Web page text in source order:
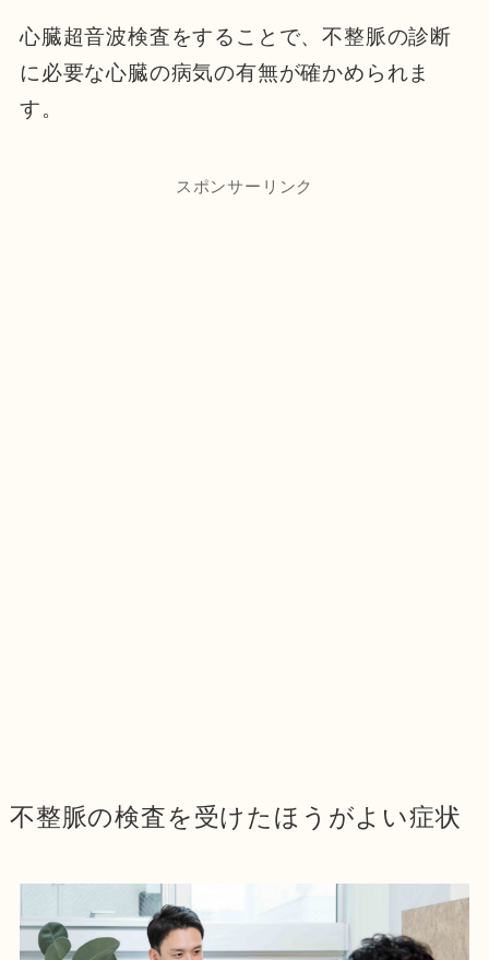
心臓超音波検査をすることで、不整脈の診断
に必要な心臓の病気の有無が確かめられま
す。
スポンサーリンク
不整脈の検査を受けたほうがよい症状